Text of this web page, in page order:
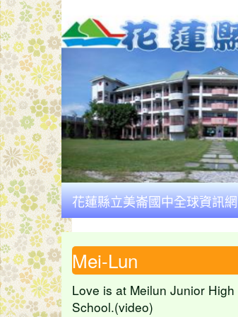
花蓮縣立美崙國中全球資訊網
Mei-Lun
Love is at Meilun Junior High
School.(video)